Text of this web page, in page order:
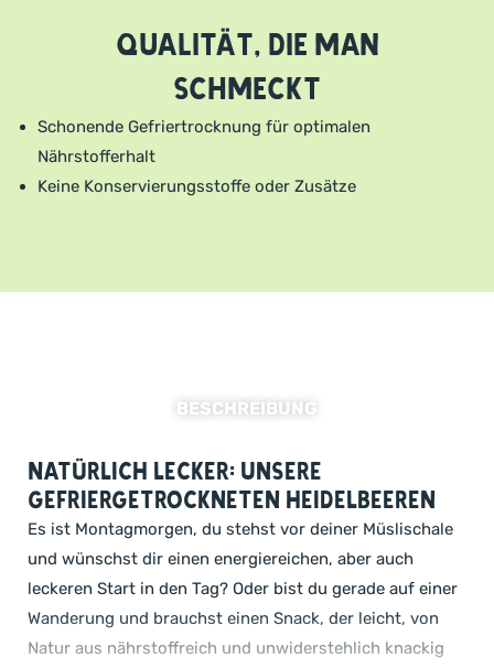
Qualität, die man
schmeckt
Schonende Gefriertrocknung für optimalen
Nährstofferhalt
Keine Konservierungsstoffe oder Zusätze
BESCHREIBUNG
Natürlich lecker: Unsere
gefriergetrockneten Heidelbeeren
Es ist Montagmorgen, du stehst vor deiner Müslischale
und wünschst dir einen energiereichen, aber auch
leckeren Start in den Tag? Oder bist du gerade auf einer
Wanderung und brauchst einen Snack, der leicht, von
Natur aus nährstoffreich und unwiderstehlich knackig